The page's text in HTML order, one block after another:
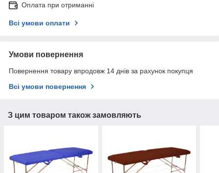
Оплата при отриманні
Всі умови оплати
Умови повернення
Повернення товару впродовж 14 днів за рахунок покупця
Всі умови повернення
З цим товаром також замовляють